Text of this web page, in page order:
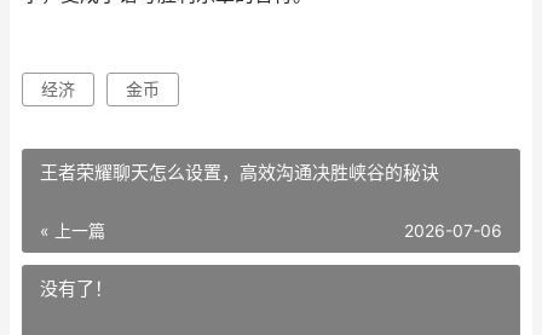
经济 金币
王者荣耀聊天怎么设置，高效沟通决胜峡谷的秘诀
« 上一篇 2026-07-06
没有了！